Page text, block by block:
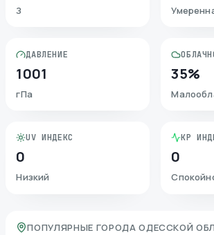
З
ДАВЛЕНИЕ
1001
гПа
35%
UV ИНДЕКС
0
Низкий
KP
0
ПОПУЛЯРНЫЕ ГОРОДА ОДЕССКОЙ